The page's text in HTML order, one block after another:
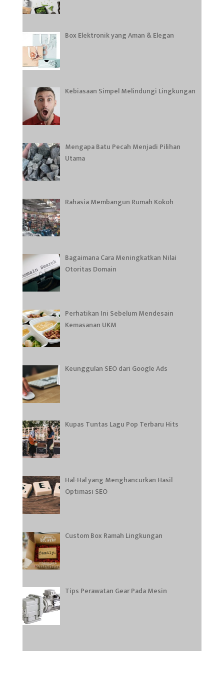
Box Elektronik yang Aman & Elegan
Kebiasaan Simpel Melindungi Lingkungan
Mengapa Batu Pecah Menjadi Pilihan
Utama
Rahasia Membangun Rumah Kokoh
Bagaimana Cara Meningkatkan Nilai
Otoritas Domain
Perhatikan Ini Sebelum Mendesain
Kemasanan UKM
Keunggulan SEO dari Google Ads
Kupas Tuntas Lagu Pop Terbaru Hits
Hal-Hal yang Menghancurkan Hasil
Optimasi SEO
Custom Box Ramah Lingkungan
Tips Perawatan Gear Pada Mesin